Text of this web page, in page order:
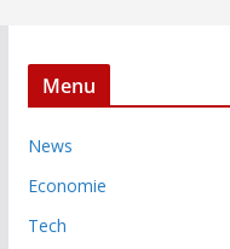
Menu
News
Economie
Tech